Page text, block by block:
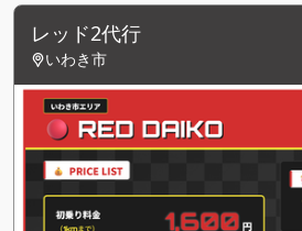
レッド2代行
いわき市